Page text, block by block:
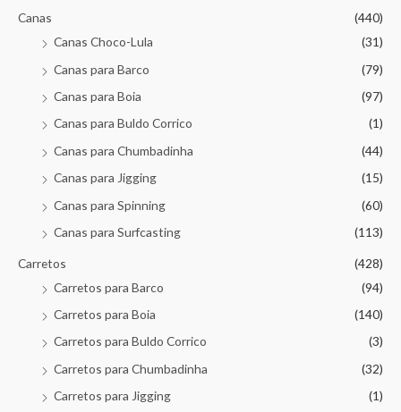
Canas
(440)
Canas Choco-Lula
(31)
Canas para Barco
(79)
Canas para Boia
(97)
Canas para Buldo Corrico
(1)
Canas para Chumbadinha
(44)
Canas para Jigging
(15)
Canas para Spinning
(60)
Canas para Surfcasting
(113)
Carretos
(428)
Carretos para Barco
(94)
Carretos para Boia
(140)
Carretos para Buldo Corrico
(3)
Carretos para Chumbadinha
(32)
Carretos para Jigging
(1)